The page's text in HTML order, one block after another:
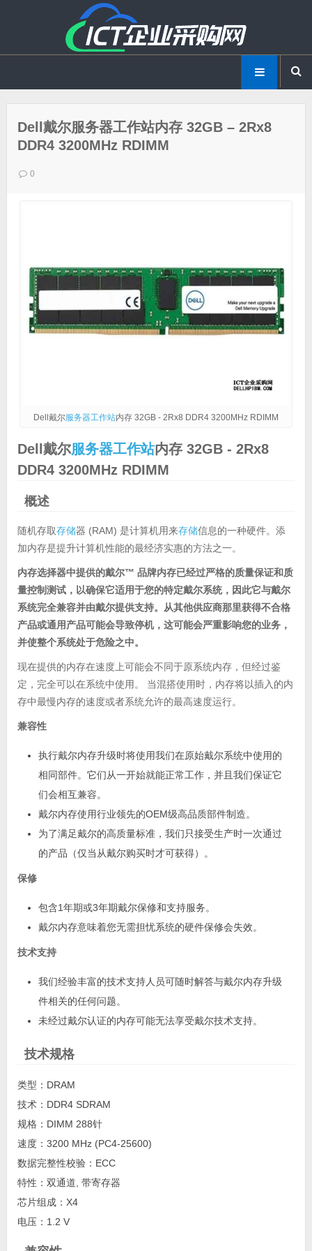
Dell戴尔服务器工作站内存 32GB – 2Rx8
DDR4 3200MHz RDIMM
0
Dell戴尔服务器工作站内存 32GB - 2Rx8 DDR4 3200MHz RDIMM
Dell戴尔服务器工作站内存 32GB - 2Rx8
DDR4 3200MHz RDIMM
概述
随机存取存储器 (RAM) 是计算机用来存储信息的一种硬件。添
加内存是提升计算机性能的最经济实惠的方法之一。
内存选择器中提供的戴尔™ 品牌内存已经过严格的质量保证和质
量控制测试，以确保它适用于您的特定戴尔系统，因此它与戴尔
系统完全兼容并由戴尔提供支持。从其他供应商那里获得不合格
产品或通用产品可能会导致停机，这可能会严重影响您的业务，
并使整个系统处于危险之中。
现在提供的内存在速度上可能会不同于原系统内存，但经过鉴
定，完全可以在系统中使用。 当混搭使用时，内存将以插入的内
存中最慢内存的速度或者系统允许的最高速度运行。
兼容性
执行戴尔内存升级时将使用我们在原始戴尔系统中使用的
相同部件。它们从一开始就能正常工作，并且我们保证它
们会相互兼容。
戴尔内存使用行业领先的OEM级高品质部件制造。
为了满足戴尔的高质量标准，我们只接受生产时一次通过
的产品（仅当从戴尔购买时才可获得）。
保修
包含1年期或3年期戴尔保修和支持服务。
戴尔内存意味着您无需担忧系统的硬件保修会失效。
技术支持
我们经验丰富的技术支持人员可随时解答与戴尔内存升级
件相关的任何问题。
未经过戴尔认证的内存可能无法享受戴尔技术支持。
技术规格
类型：DRAM
技术：DDR4 SDRAM
规格：DIMM 288针
速度：3200 MHz (PC4-25600)
数据完整性校验：ECC
特性：双通道, 带寄存器
芯片组成：X4
电压：1.2 V